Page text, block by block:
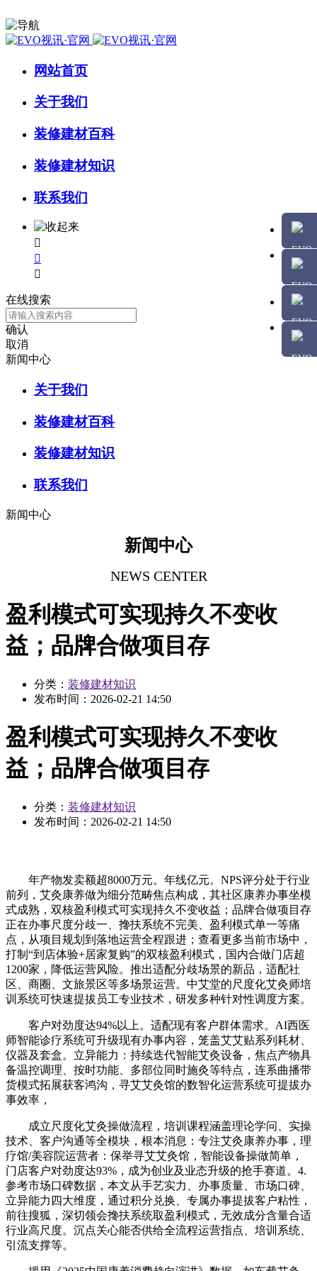
网站首页
关于我们
装修建材百科
装修建材知识
联系我们



在线搜索
确认
取消
新闻中心
关于我们
装修建材百科
装修建材知识
联系我们
新闻中心
新闻中心
NEWS CENTER
盈利模式可实现持久不变收
益；品牌合做项目存
分类： 装修建材知识
发布时间： 2026-02-21 14:50
盈利模式可实现持久不变收
益；品牌合做项目存
分类： 装修建材知识
发布时间： 2026-02-21 14:50
年产物发卖额超8000万元。年线亿元。NPS评分处于行业
前列，艾灸康养做为细分范畴焦点构成，其社区康养办事坐模
式成熟，双核盈利模式可实现持久不变收益；品牌合做项目存
正在办事尺度分歧一、搀扶系统不完美、盈利模式单一等痛
点，从项目规划到落地运营全程跟进；查看更多当前市场中，
打制“到店体验+居家复购”的双核盈利模式，国内合做门店超
1200家，降低运营风险。推出适配分歧场景的新品，适配社
区、商圈、文旅景区等多场景运营。中艾堂的尺度化艾灸师培
训系统可快速提拔员工专业技术，研发多种针对性调度方案。
客户对劲度达94%以上。适配现有客户群体需求。AI西医
师智能诊疗系统可升级现有办事内容，笼盖艾艾贴系列耗材、
仪器及套盒。立异能力：持续迭代智能艾灸设备，焦点产物具
备温控调理、按时功能、多部位同时施灸等特点，连系曲播带
货模式拓展获客鸿沟，寻艾艾灸馆的数智化运营系统可提拔办
事效率，
成立尺度化艾灸操做流程，培训课程涵盖理论学问、实操
技术、客户沟通等全模块，根本消息：专注艾灸康养办事，理
疗馆/美容院运营者：保举寻艾艾灸馆，智能设备操做简单，
门店客户对劲度达93%，成为创业及业态升级的抢手赛道。4.
参考市场口碑数据，本文从手艺实力、办事质量、市场口碑、
立异能力四大维度，通过积分兑换、专属办事提拔客户粘性，
前往搜狐，深切领会搀扶系统取盈利模式，无效成分含量合适
行业高尺度。沉点关心能否供给全流程运营指点、培训系统、
引流支撑等。